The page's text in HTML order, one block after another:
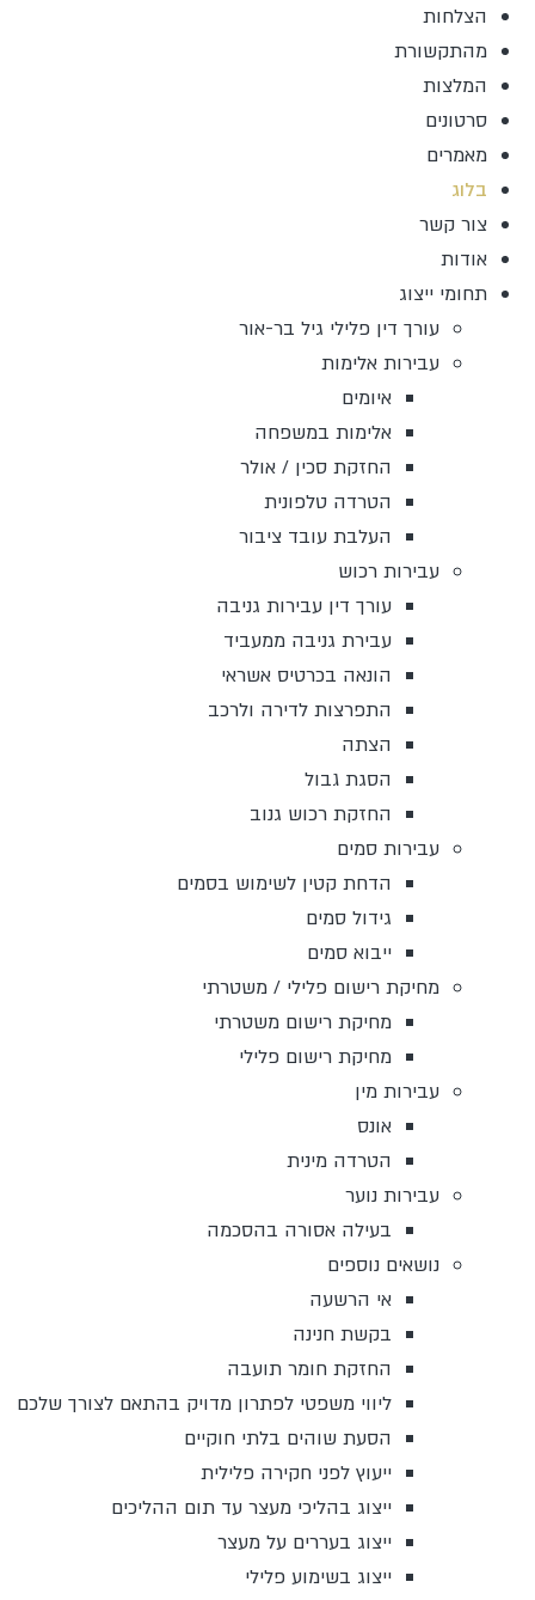
הצלחות
מהתקשורת
המלצות
סרטונים
מאמרים
בלוג
צור קשר
אודות
תחומי ייצוג
עורך דין פלילי גיל בר-אור
עבירות אלימות
איומים
אלימות במשפחה
החזקת סכין / אולר
הטרדה טלפונית
העלבת עובד ציבור
עבירות רכוש
עורך דין עבירות גניבה
עבירת גניבה ממעביד
הונאה בכרטיס אשראי
התפרצות לדירה ולרכב
הצתה
הסגת גבול
החזקת רכוש גנוב
עבירות סמים
הדחת קטין לשימוש בסמים
גידול סמים
ייבוא סמים
מחיקת רישום פלילי / משטרתי
מחיקת רישום משטרתי
מחיקת רישום פלילי
עבירות מין
אונס
הטרדה מינית
עבירות נוער
בעילה אסורה בהסכמה
נושאים נוספים
אי הרשעה
בקשת חנינה
החזקת חומר תועבה
ליווי משפטי לפתרון מדויק בהתאם לצורך שלכם
הסעת שוהים בלתי חוקיים
ייעוץ לפני חקירה פלילית
ייצוג בהליכי מעצר עד תום ההליכים
ייצוג בעררים על מעצר
ייצוג בשימוע פלילי